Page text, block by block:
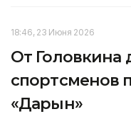
18:46, 23 Июня 2026
От Головкина
спортсменов
«Дарын»